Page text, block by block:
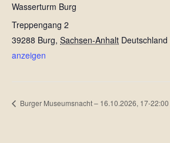
Wasserturm Burg
Treppengang 2
39288 Burg, Sachsen-Anhalt Deutschland
anzeigen
Burger Museumsnacht – 16.10.2026, 17-